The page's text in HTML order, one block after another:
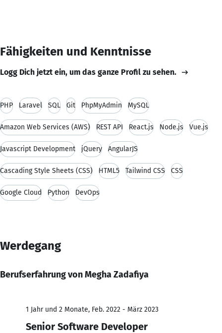
Fähigkeiten und Kenntnisse
Logg Dich jetzt ein, um das ganze Profil zu sehen.
PHP Laravel SQL Git PhpMyAdmin MySQL
Amazon Web Services (AWS) REST API React.js Node.js Vue.js
Javascript Development jQuery AngularJS
Cascading Style Sheets (CSS) HTML5 Tailwind CSS CSS
Google Cloud Python DevOps
Werdegang
Berufserfahrung von Megha Zadafiya
1 Jahr und 2 Monate, Feb. 2022 - März 2023
Senior Software Developer